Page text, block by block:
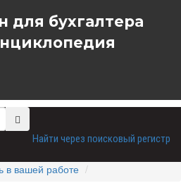
для бухгалтера
Найти через поисковый регистр
в вашей работе